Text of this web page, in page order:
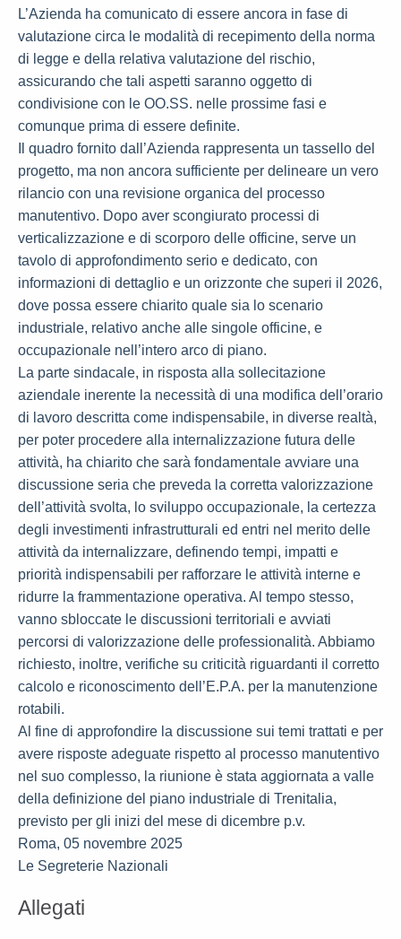
L’Azienda ha comunicato di essere ancora in fase di
valutazione circa le modalità di recepimento della norma
di legge e della relativa valutazione del rischio,
assicurando che tali aspetti saranno oggetto di
condivisione con le OO.SS. nelle prossime fasi e
comunque prima di essere definite.
Il quadro fornito dall’Azienda rappresenta un tassello del
progetto, ma non ancora sufficiente per delineare un vero
rilancio con una revisione organica del processo
manutentivo. Dopo aver scongiurato processi di
verticalizzazione e di scorporo delle officine, serve un
tavolo di approfondimento serio e dedicato, con
informazioni di dettaglio e un orizzonte che superi il 2026,
dove possa essere chiarito quale sia lo scenario
industriale, relativo anche alle singole officine, e
occupazionale nell’intero arco di piano.
La parte sindacale, in risposta alla sollecitazione
aziendale inerente la necessità di una modifica dell’orario
di lavoro descritta come indispensabile, in diverse realtà,
per poter procedere alla internalizzazione futura delle
attività, ha chiarito che sarà fondamentale avviare una
discussione seria che preveda la corretta valorizzazione
dell’attività svolta, lo sviluppo occupazionale, la certezza
degli investimenti infrastrutturali ed entri nel merito delle
attività da internalizzare, definendo tempi, impatti e
priorità indispensabili per rafforzare le attività interne e
ridurre la frammentazione operativa. Al tempo stesso,
vanno sbloccate le discussioni territoriali e avviati
percorsi di valorizzazione delle professionalità. Abbiamo
richiesto, inoltre, verifiche su criticità riguardanti il corretto
calcolo e riconoscimento dell’E.P.A. per la manutenzione
rotabili.
Al fine di approfondire la discussione sui temi trattati e per
avere risposte adeguate rispetto al processo manutentivo
nel suo complesso, la riunione è stata aggiornata a valle
della definizione del piano industriale di Trenitalia,
previsto per gli inizi del mese di dicembre p.v.
Roma, 05 novembre 2025
Le Segreterie Nazionali
Allegati